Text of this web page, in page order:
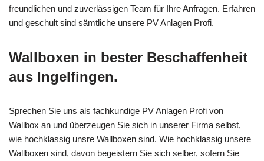
freundlichen und zuverlässigen Team für Ihre Anfragen. Erfahren
und geschult sind sämtliche unsere PV Anlagen Profi.
Wallboxen in bester Beschaffenheit
aus Ingelfingen.
Sprechen Sie uns als fachkundige PV Anlagen Profi von
Wallbox an und überzeugen Sie sich in unserer Firma selbst,
wie hochklassig unsre Wallboxen sind. Wie hochklassig unsere
Wallboxen sind, davon begeistern Sie sich selber, sofern Sie